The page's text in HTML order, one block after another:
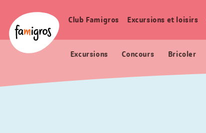
navigation
Logo
Navigation
Club Famigros Excursions et loisirs
Excursions Concours Bricoler